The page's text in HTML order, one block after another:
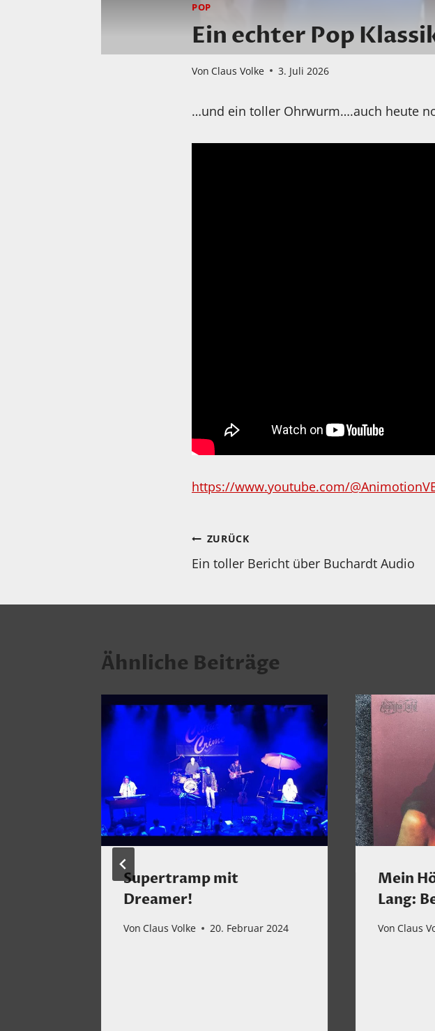
POP
Ein echter Pop
Von Claus Volke 3. Juli 2026
…und ein toller Ohrwurm….auch heute
https://www.youtube.com/
Beitragsnavigation
ZURÜCK
Ein toller Bericht über Buchardt Audio
Ähnliche Beiträge
Supertramp mit
Dreamer!
Von Claus Volke 20. Februar 2024
Mein
Lang:
Von Claus